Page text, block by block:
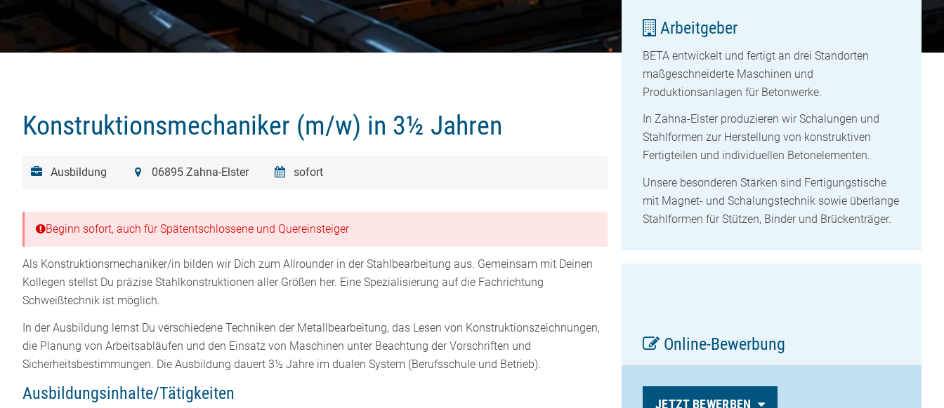
Konstruktionsmechaniker (m/w) in 3½ Jahren
Ausbildung 06895 Zahna-Elster sofort
Beginn sofort, auch für Spätentschlossene und Quereinsteiger
Als Konstruktionsmechaniker/in bilden wir Dich zum Allrounder in der Stahlbearbeitung aus. Gemeinsam mit Deinen
Kollegen stellst Du präzise Stahlkonstruktionen aller Größen her. Eine Spezialisierung auf die Fachrichtung
Schweißtechnik ist möglich.
In der Ausbildung lernst Du verschiedene Techniken der Metallbearbeitung, das Lesen von Konstruktionszeichnungen,
die Planung von Arbeitsabläufen und den Einsatz von Maschinen unter Beachtung der Vorschriften und
Sicherheitsbestimmungen. Die Ausbildung dauert 3½ Jahre im dualen System (Berufsschule und Betrieb).
Ausbildungsinhalte/Tätigkeiten
Arbeitgeber
BETA entwickelt und fertigt an drei Standorten
maßgeschneiderte Maschinen und
Produktionsanlagen für Betonwerke.
In Zahna-Elster produzieren wir Schalungen und
Stahlformen zur Herstellung von konstruktiven
Fertigteilen und individuellen Betonelementen.
Unsere besonderen Stärken sind Fertigungstische
mit Magnet- und Schalungstechnik sowie überlange
Stahlformen für Stützen, Binder und Brückenträger.
Online-Bewerbung
JETZT BEWERBEN